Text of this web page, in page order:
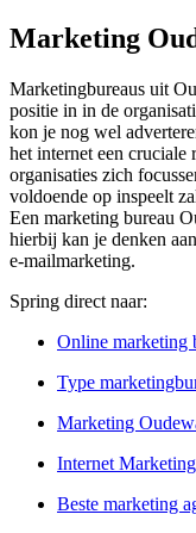
Marketing
Marketingbureaus uit
positie in in de
kon je nog wel
het internet een cruciale
organisaties zich
voldoende op inspeelt
Een marketing bureau
hierbij kan je denken
e-mailmarketing.
Spring direct naar:
Online marketing
Type
Marketing
Internet
Beste marketing